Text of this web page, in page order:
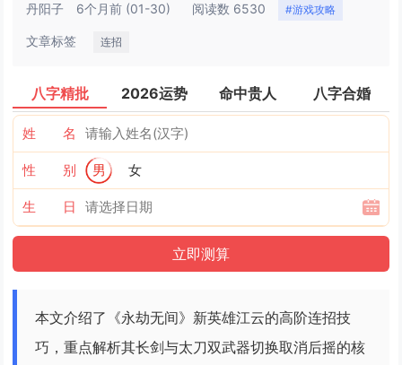
丹阳子 6个月前 (01-30) 阅读数 6530 #游戏攻略
文章标签 连招
八字精批 2026运势 命中贵人 八字合婚
姓 名
性 别 男 女
生 日
本文介绍了《永劫无间》新英雄江云的高阶连招技
巧，重点解析其长剑与太刀双武器切换取消后摇的核